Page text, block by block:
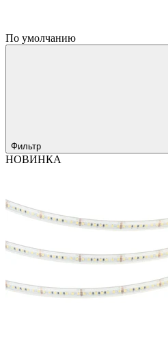
По умолчанию
Фильтр
НОВИНКА